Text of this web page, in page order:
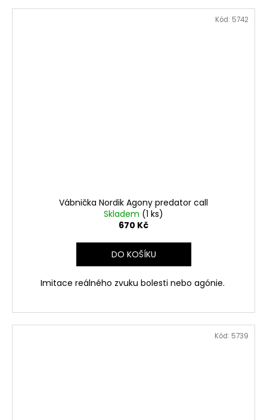
Vábnička Nordik Agony predator call
Skladem (1 ks)
670 Kč
DO KOŠÍKU
Imitace reálného zvuku bolesti nebo agónie.
Kód: 5742
Kód: 5739